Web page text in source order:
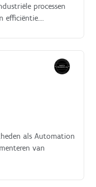
processen
efficiëntie.
als Automation
van